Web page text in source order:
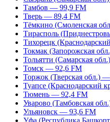
Тамбов — 99,9 FM
Тверь — 89,4 FM
Тёмкино (Смоленская
Тирасполь
Тихорецк
Токмак (Запорожская
Тольятти (Самарская
Томск — 92,6 FM
Торжок (Тверская обл.)
Туапсе (Краснодарский
Тюмень — 92,4 FM
Уварово (Тамбовская
Ульяновск — 93,6 FM
Уфа (Республика